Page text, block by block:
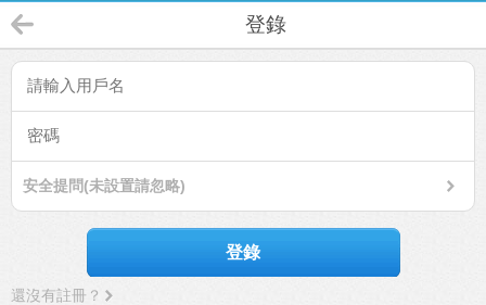
登錄
安全提問(未設置請忽略)
登錄
還沒有註冊？